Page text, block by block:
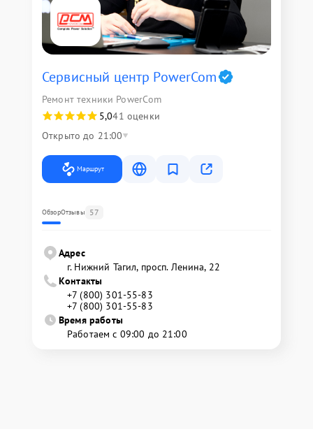
Сервисный центр PowerCom
Ремонт техники PowerCom
5,041 оценки
Открыто до 21:00
Маршрут
ОбзорОтзывы 57
Адрес
г. Нижний Тагил, просп. Ленина, 22
Контакты
+7 (800) 301-55-83
+7 (800) 301-55-83
Время работы
Работаем с 09:00 до 21:00